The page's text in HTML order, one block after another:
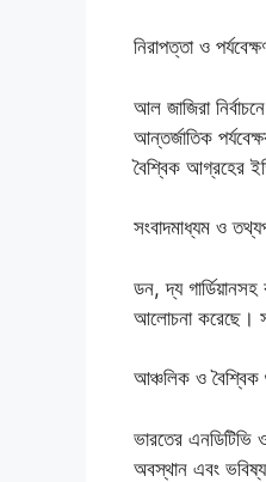
নিরাপত্তা ও
আল জাজিরা
আন্তর্জাতিক
বৈশ্বিক আগ্রহের
সংবাদমাধ্যম ও
ডন, দ্য
আলোচনা করেছে।
আঞ্চলিক ও
ভারতের এনডিটিভি
অবস্থান এবং